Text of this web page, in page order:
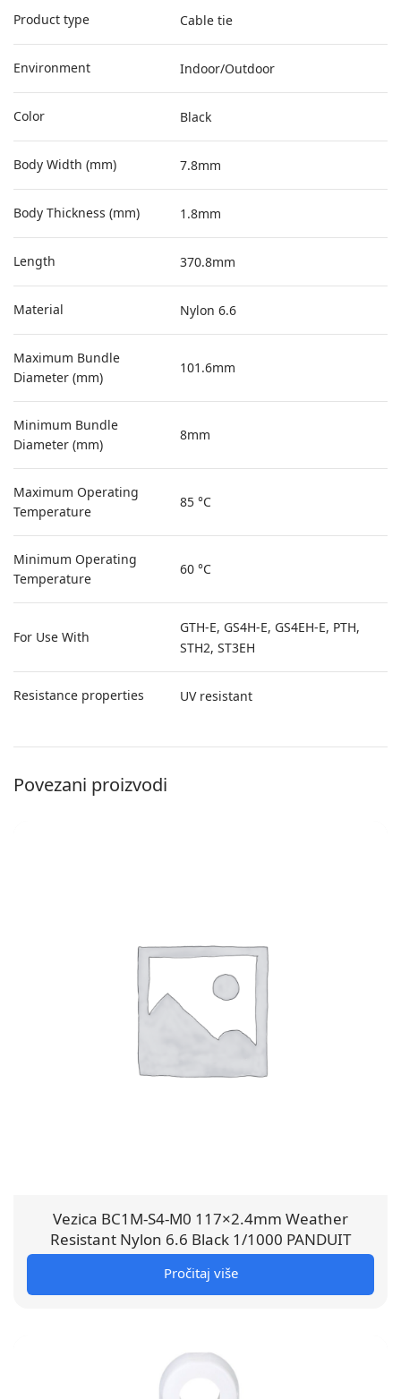
Product type Cable tie
Environment Indoor/Outdoor
Color Black
Body Width (mm) 7.8mm
Body Thickness (mm) 1.8mm
Length 370.8mm
Material Nylon 6.6
Maximum Bundle
Diameter (mm)
101.6mm
Minimum Bundle
Diameter (mm)
8mm
Maximum Operating
Temperature
85 °C
Minimum Operating
Temperature
60 °C
For Use With
GTH-E, GS4H-E, GS4EH-E, PTH,
STH2, ST3EH
Resistance properties UV resistant
Povezani proizvodi
Vezica BC1M-S4-M0 117×2.4mm Weather
Resistant Nylon 6.6 Black 1/1000 PANDUIT
Pročitaj više